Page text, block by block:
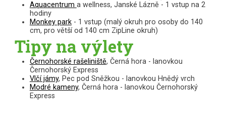
Aquacentrum a wellness, Janské Lázně - 1 vstup na 2
hodiny
Monkey park- 1 vstup (malý okruh pro osoby do 140
cm, pro větší od 140 cm ZipLine okruh)
Tipy na výlety
Černohorské rašeliniště, Černá hora - lanovkou
Černohorský Express
Vlčí jámy, Pec pod Sněžkou - lanovkou Hnědý vrch
Modré kameny, Černá hora - lanovkou Černohorský
Express